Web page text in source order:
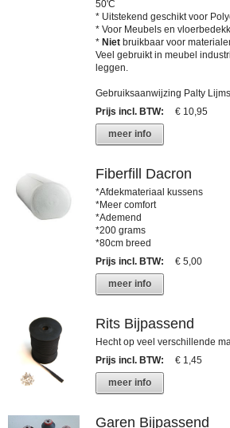
50'C
* Uitstekend geschikt voor
* Voor Meubels en
* Niet bruikbaar voor
Veel gebruikt in meubel
leggen.
Gebruiksaanwijzing Palty
Prijs incl. BTW:
€ 10,95
meer info
Fiberfill Dacron
*Afdekmateriaal kussens
*Meer comfort
*Ademend
*200 grams
*80cm breed
Prijs incl. BTW:
€ 5,00
meer info
Rits Bijpassend
Hecht op veel verschillende
Prijs incl. BTW:
€ 1,45
meer info
Garen Bijpassend